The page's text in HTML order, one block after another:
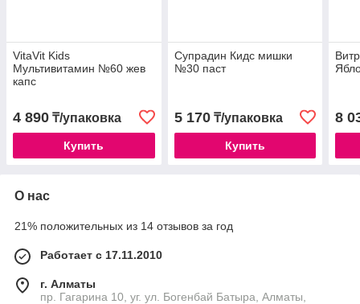
VitaVit Kids
Мультивитамин №60 жев
капс
4 890 ₸/упаковка
Купить
Супрадин Кидс мишки
№30 паст
5 170₸/упаковка
Купить
8
О нас
21% положительных из 14 отзывов за год
Работает с 17.11.2010
г. Алматы
пр. Гагарина 10, уг. ул. Богенбай Батыра, Алматы,